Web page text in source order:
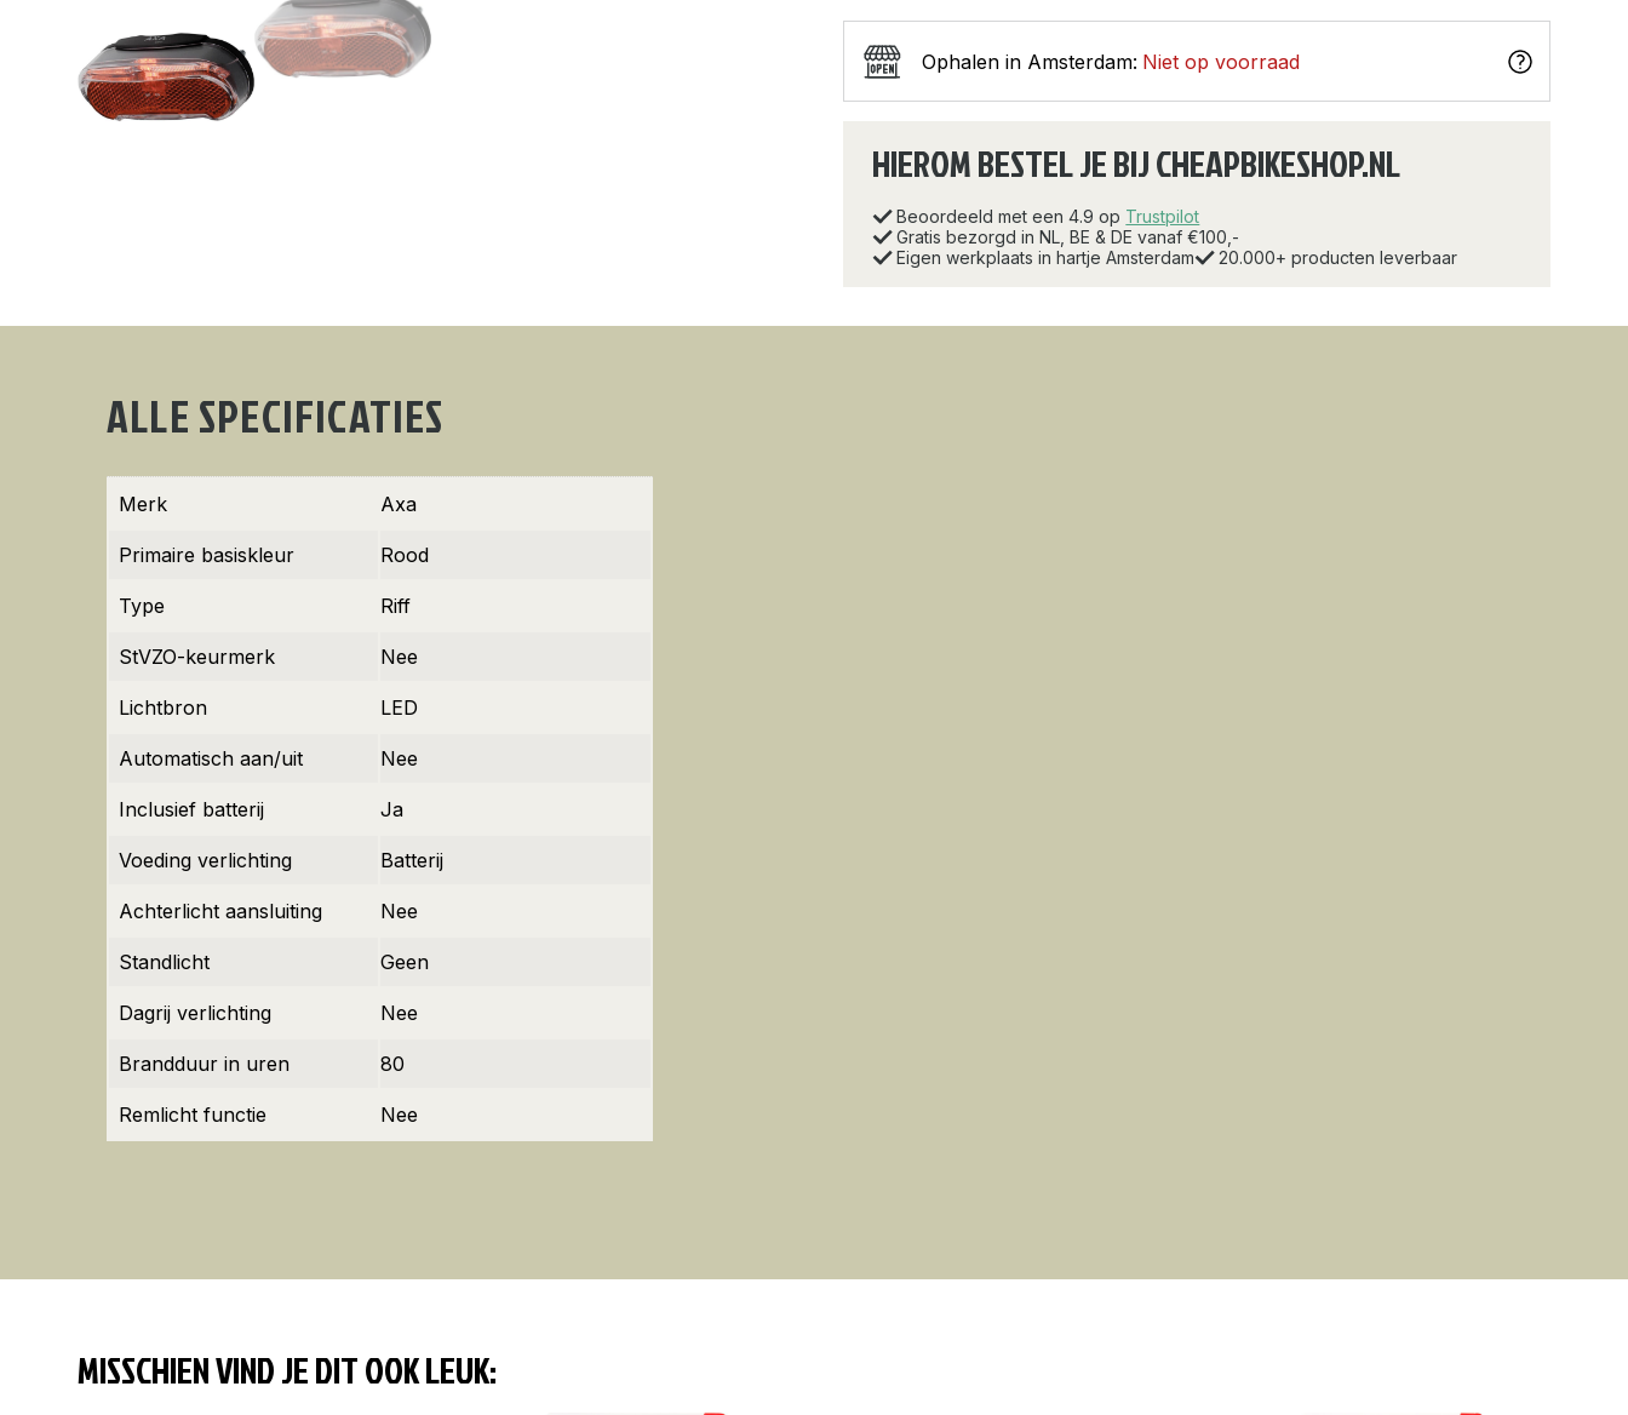
Ophalen in Amsterdam: Niet op voorraad
HIEROM BESTEL JE BIJ CHEAPBIKESHOP.NL
Beoordeeld met een 4.9 op Trustpilot
Gratis bezorgd in NL, BE & DE vanaf €100,-
Eigen werkplaats in hartje Amsterdam
20.000+ producten leverbaar
ALLE SPECIFICATIES
Merk Axa
Primaire basiskleur Rood
Type Riff
StVZO-keurmerk Nee
Lichtbron LED
Automatisch aan/uit Nee
Inclusief batterij Ja
Voeding verlichting Batterij
Achterlicht aansluiting Nee
Standlicht Geen
Dagrij verlichting Nee
Brandduur in uren 80
Remlicht functie Nee
MISSCHIEN VIND JE DIT OOK LEUK: